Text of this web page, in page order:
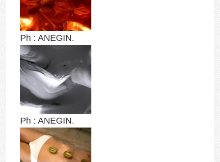
Ph : ANEGIN.
Ph : ANEGIN.